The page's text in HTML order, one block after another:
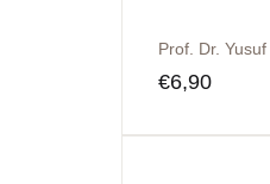
Prof. Dr.
€6,90